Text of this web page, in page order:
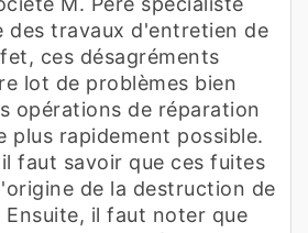
des travaux d'entretien de
ces désagréments
lot de problèmes bien
opérations de réparation
plus rapidement possible.
faut savoir que ces fuites
de la destruction de
il faut noter que